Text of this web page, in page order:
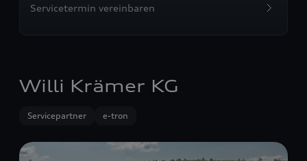
Servicetermin vereinbaren
Willi Krämer KG
Servicepartner e-tron